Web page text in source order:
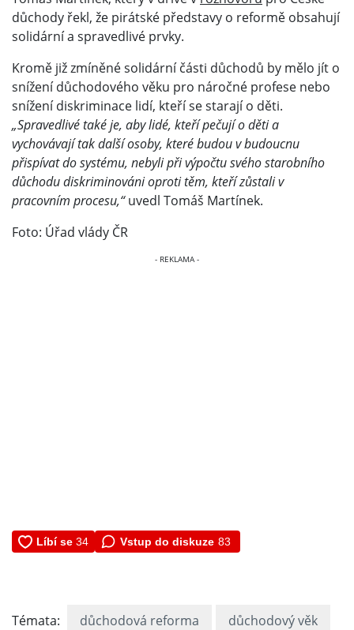
důchody řekl, že pirátské představy o reformě obsahují
solidární a spravedlivé prvky.
Kromě již zmíněné solidární části důchodů by mělo jít o
snížení důchodového věku pro náročné profese nebo
snížení diskriminace lidí, kteří se starají o děti.
„Spravedlivé také je, aby lidé, kteří pečují o děti a
vychovávají tak další osoby, které budou v budoucnu
přispívat do systému, nebyli při výpočtu svého starobního
důchodu diskriminováni oproti těm, kteří zůstali v
pracovním procesu,“uvedl Tomáš Martínek.
Foto: Úřad vlády ČR
Vstup do diskuze 83
Témata: důchodová reforma důchodový věk